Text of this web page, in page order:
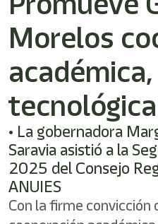
Morelos
tecnológica
• La gobernadora
Saravia asistió a la
2025 del Consejo
ANUIES
Con la firme